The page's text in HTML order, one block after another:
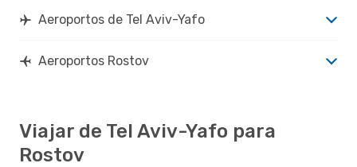
Aeroportos de Tel Aviv-Yafo
Aeroportos Rostov
Viajar de Tel Aviv-Yafo para
Rostov